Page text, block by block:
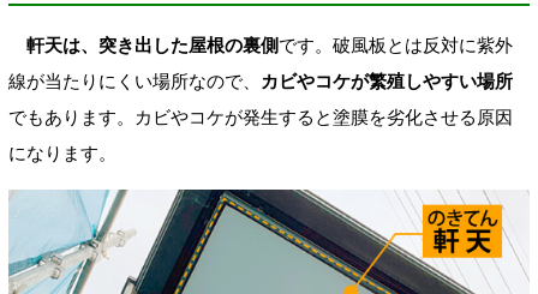
軒天は、突き出した屋根の裏側です。破風板とは反対に紫外
線が当たりにくい場所なので、
カビやコケが繁殖しやすい場所
でもあります。カビやコケが発生すると塗膜を劣化させる原因
になります。